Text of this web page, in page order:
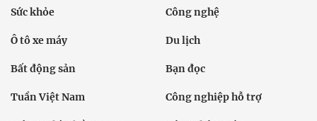
Sức khỏe Công nghệ
Ô tô xe máy Du lịch
Bất động sản Bạn đọc
Tuần Việt Nam Công nghiệp hỗ trợ